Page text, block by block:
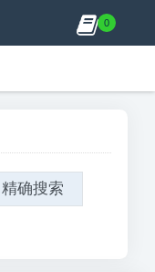
0
精确搜索